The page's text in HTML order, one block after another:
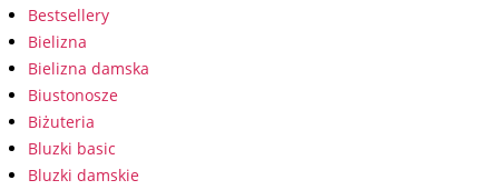
Bestsellery
Bielizna
Bielizna damska
Biustonosze
Biżuteria
Bluzki basic
Bluzki damskie